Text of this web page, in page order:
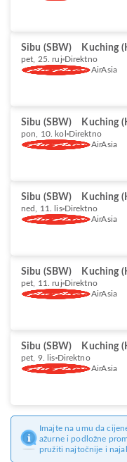
Sibu (SBW) Kuching
pet, 25. ruj Direktno
AirAsia
Sibu (SBW) Kuching
pon, 10. kol Direktno
AirAsia
Sibu (SBW) Kuching
ned, 11. lis Direktno
AirAsia
Sibu (SBW) Kuching
pet, 11. ruj Direktno
AirAsia
Sibu (SBW) Kuching
pet, 9. lis Direktno
AirAsia
Imajte na umu da
ažurne i podložne
pružiti najtočnije i